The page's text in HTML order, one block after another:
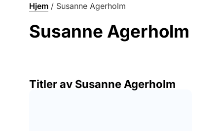
Hjem / Susanne Agerholm
Susanne Agerholm
Titler av Susanne Agerholm